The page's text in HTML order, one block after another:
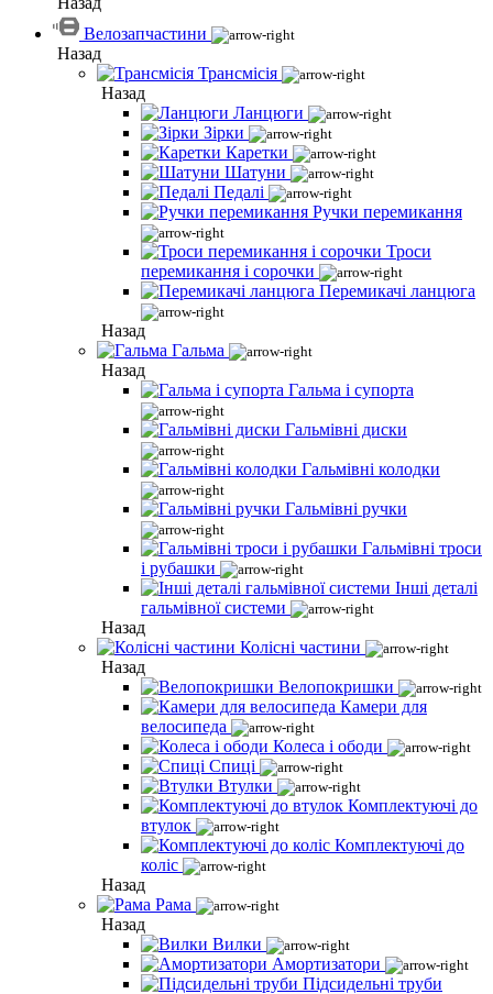
Велозапчастини
Назад
Трансмісія
Назад
Ланцюги
Зірки
Каретки
Шатуни
Педалі
Ручки перемикання
Троси
перемикання і сорочки
Перемикачі ланцюга
Назад
Гальма
Назад
Гальма і супорта
Гальмівні диски
Гальмівні колодки
Гальмівні ручки
Гальмівні троси
і рубашки
Інші деталі
гальмівної системи
Назад
Колісні частини
Назад
Велопокришки
Камери для
велосипеда
Колеса і ободи
Спиці
Втулки
Комплектуючі до
втулок
Комплектуючі до
коліс
Назад
Рама
Назад
Вилки
Амортизатори
Підсидельні труби